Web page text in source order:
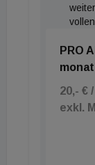
und
Branchen
entwickeln
PRO
20,- €
exkl.